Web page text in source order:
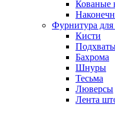
Кованые
Фурнитура
Кисти
Бахрома
Шнуры
Тесьма
Люверсы
Лента